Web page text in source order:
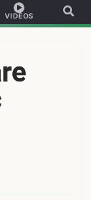
VIDÉOS